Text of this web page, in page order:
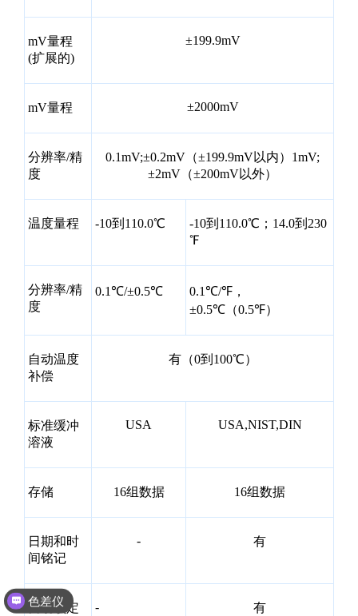
mV量程
(扩展的)
±199.9mV
mV量程 ±2000mV
分辨率/精
度
0.1mV;±0.2mV（±199.9mV以内）1mV;
±2mV（±200mV以外）
温度量程 -10到110.0℃
-10到110.0℃；14.0到230
℉
分辨率/精
度
0.1℃/±0.5℃
0.1℃/℉，
±0.5℃（0.5℉）
自动温度
补偿
有（0到100℃）
标准缓冲
溶液
USA USA,NIST,DIN
存储 16组数据 16组数据
日期和时
间铭记
- 有
自动锁定 - 有
色差仪
光泽度仪